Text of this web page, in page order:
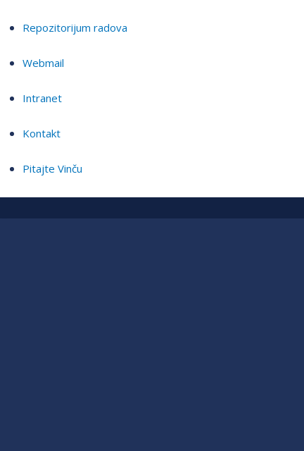
Repozitorijum radova
Webmail
Intranet
Kontakt
Pitajte Vinču